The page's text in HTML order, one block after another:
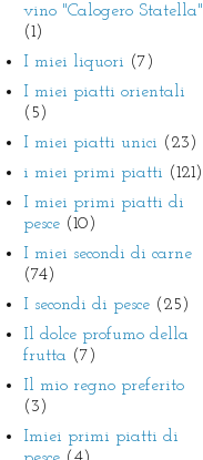
vino "Calogero Statella"
(1)
I miei liquori (7)
I miei piatti orientali
(5)
I miei piatti unici (23)
i miei primi piatti (121)
I miei primi piatti di
pesce (10)
I miei secondi di carne
(74)
I secondi di pesce (25)
Il dolce profumo della
frutta (7)
Il mio regno preferito
(3)
Imiei primi piatti di